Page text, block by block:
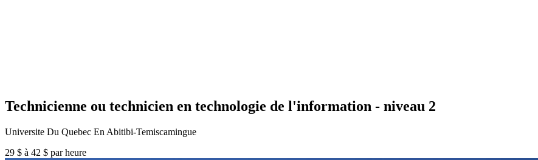
Technicienne ou technicien en technologie de l'information - niveau 2
Universite Du Quebec En Abitibi-Temiscamingue
29 $ à 42 $ par heure